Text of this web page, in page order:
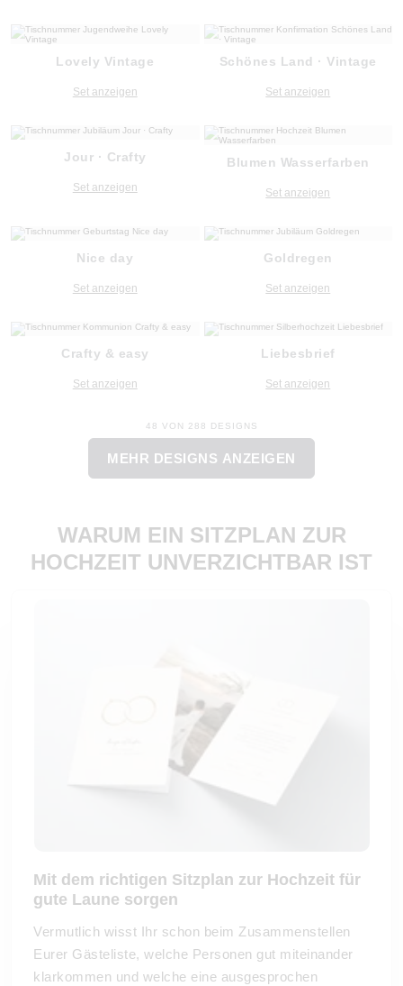
Lovely Vintage
Set anzeigen
Schönes Land · Vintage
Set anzeigen
Jour · Crafty
Set anzeigen
Blumen Wasserfarben
Set anzeigen
Nice day
Set anzeigen
Goldregen
Set anzeigen
Crafty & easy
Set anzeigen
Liebesbrief
Set anzeigen
48 VON 288 DESIGNS
MEHR DESIGNS ANZEIGEN
WARUM EIN SITZPLAN ZUR
HOCHZEIT UNVERZICHTBAR IST
Mit dem richtigen Sitzplan zur Hochzeit für
gute Laune sorgen
Vermutlich wisst Ihr schon beim Zusammenstellen
Eurer Gästeliste, welche Personen gut miteinander
klarkommen und welche eine ausgesprochen